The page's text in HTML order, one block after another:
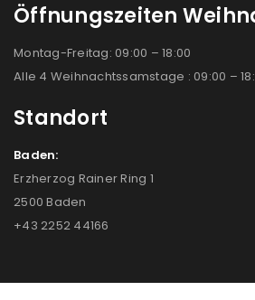
Öffnungszeiten
Montag-Freitag: 09:00 – 18:00
Alle 4 Weihnachtssamstage : 09:00 –
Standort
Baden:
Erzherzog Rainer Ring 1
2500 Baden
+43 2252 44166